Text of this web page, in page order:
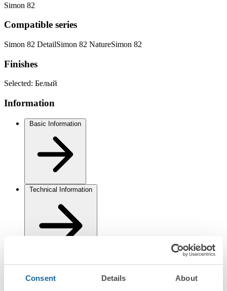
Consent Details About
Simon 82
Compatible series
Simon 82 DetailSimon 82 NatureSimon 82
Finishes
Selected: Белый
Information
Installation and Maintenance